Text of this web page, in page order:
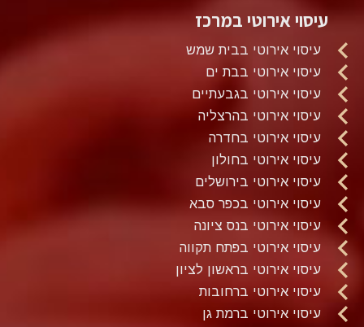
עיסוי אירוטי במרכז
עיסוי אירוטי בבית שמש
עיסוי אירוטי בבת ים
עיסוי אירוטי בגבעתיים
עיסוי אירוטי בהרצליה
עיסוי אירוטי בחדרה
עיסוי אירוטי בחולון
עיסוי אירוטי בירושלים
עיסוי אירוטי בכפר סבא
עיסוי אירוטי בנס ציונה
עיסוי אירוטי בפתח תקווה
עיסוי אירוטי בראשון לציון
עיסוי אירוטי ברחובות
עיסוי אירוטי ברמת גן